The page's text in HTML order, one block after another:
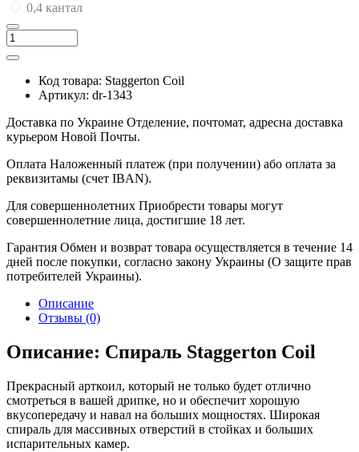
0,4 кантал
Код товара: Staggerton Coil
Артикул: dr-1343
Доставка по Украине Отделение, почтомат, адресна доставка
курьером Новой Почты.
Оплата Наложенный платеж (при получении) або оплата за
реквизитамы (счет IBAN).
Для совершеннолетних Приобрести товары могут
совершеннолетние лица, достигшие 18 лет.
Гарантия Обмен и возврат товара осуществляется в течение 14
дней после покупки, согласно закону Украины (О защите прав
потребителей Украины).
Описание
Отзывы (0)
Описание: Спираль Staggerton Coil
Прекрасный арткоил, который не только будет отлично
смотреться в вашей дрипке, но и обеспечит хорошую
вкусопередачу и навал на больших мощностях. Широкая
спираль для массивных отверстий в стойках и больших
испарительных камер.